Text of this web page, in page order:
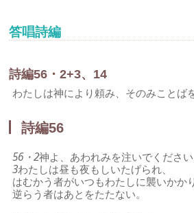
答唱詩編
詩編56・2+3、14
わたしは神により頼み、そのみことば
詩編56
56・2神よ、あわれみを注いでください
3わたしは昼も夜もしいたげられ、
はむかう者がいつもわたしに襲いかかり
逆らう者はあとをたたない。